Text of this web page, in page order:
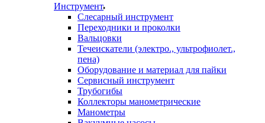
Инструмент
Слесарный инструмент
Переходники и проколки
Вальцовки
Течеискатели (электро., ультрофиолет.,
пена)
Оборудование и материал для пайки
Сервисный инструмент
Трубогибы
Коллекторы манометрические
Манометры